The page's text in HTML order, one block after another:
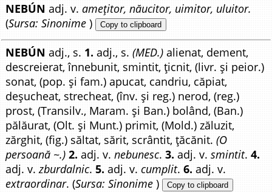
NEBÚN adj. v.amețitor, năucitor, uimitor, uluitor.
(Sursa: Sinonime ) Copy to clipboard
NEBÚN adj., s. 1. adj., s.(MED.) alienat, dement,
descreierat, înnebunit, smintit, țicnit, (livr. și peior.)
sonat, (pop. și fam.) apucat, candriu, căpiat,
deșucheat, strecheat, (înv. și reg.) nerod, (reg.)
prost, (Transilv., Maram. și Ban.) bolând, (Ban.)
pălăurat, (Olt. și Munt.) primit, (Mold.) zăluzit,
zărghit, (fig.) săltat, sărit, scrântit, țăcănit.(O
persoană ~.) 2. adj. v.nebunesc.3. adj. v.smintit.4.
adj. v.zburdalnic.5. adj. v.cumplit.6. adj. v.
extraordinar. (Sursa: Sinonime ) Copy to clipboard